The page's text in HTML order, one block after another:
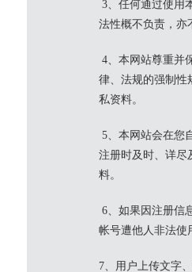
3、任何通过使用
法性概不负责，亦
4、本网站尊重并
律、法规的强制性
私资料。
5、本网站会在您
注册时及时、详尽
料。
6、如果因注册信
帐号遭他人非法使
7、用户上传文字